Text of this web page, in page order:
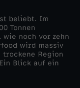
beliebt. Im
Tonnen
noch vor zehn
wird massiv
trockene Region
Blick auf ein